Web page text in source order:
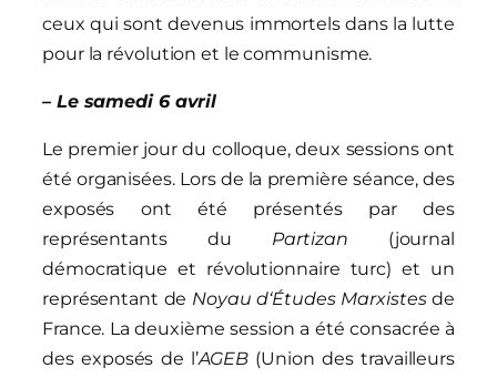
ceux qui sont devenus immortels dans la lutte
pour la révolution et le communisme.
– Le samedi 6 avril
Le premier jour du colloque, deux sessions ont
été organisées. Lors de la première séance, des
exposés ont été présentés par des
représentants du Partizan (journal
démocratique et révolutionnaire turc) et un
représentant de Noyaud‘Études Marxistesde
France. La deuxième session a été consacrée à
des exposés de l’AGEB (Union des travailleurs